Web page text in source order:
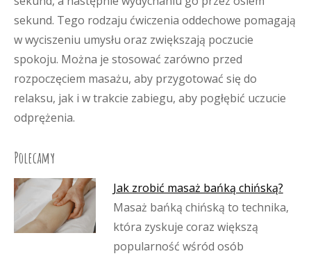
sekund. Tego rodzaju ćwiczenia oddechowe pomagają
w wyciszeniu umysłu oraz zwiększają poczucie
spokoju. Można je stosować zarówno przed
rozpoczęciem masażu, aby przygotować się do
relaksu, jak i w trakcie zabiegu, aby pogłębić uczucie
odprężenia.
Polecamy
Jak zrobić masaż bańką chińską?
Masaż bańką chińską to technika,
która zyskuje coraz większą
popularność wśród osób